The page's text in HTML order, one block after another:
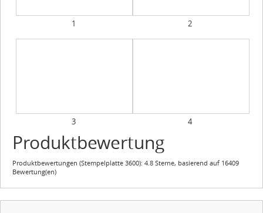
1 2
3 4
Produktbewertung
Produktbewertungen (Stempelplatte 3600): 4.8 Sterne, basierend auf 16409
Bewertung(en)